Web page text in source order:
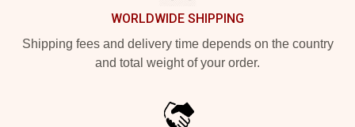
WORLDWIDE SHIPPING
Shipping fees and delivery time depends on the country
and total weight of your order.